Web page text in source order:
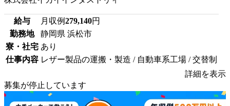
給与 月収例279,140円
勤務地
静岡県 浜松市
寮・社宅 あり
仕事内容 レザー製品の運搬・製造 / 自動車系工場 / 交替制
詳細を表示
募集が停止しています